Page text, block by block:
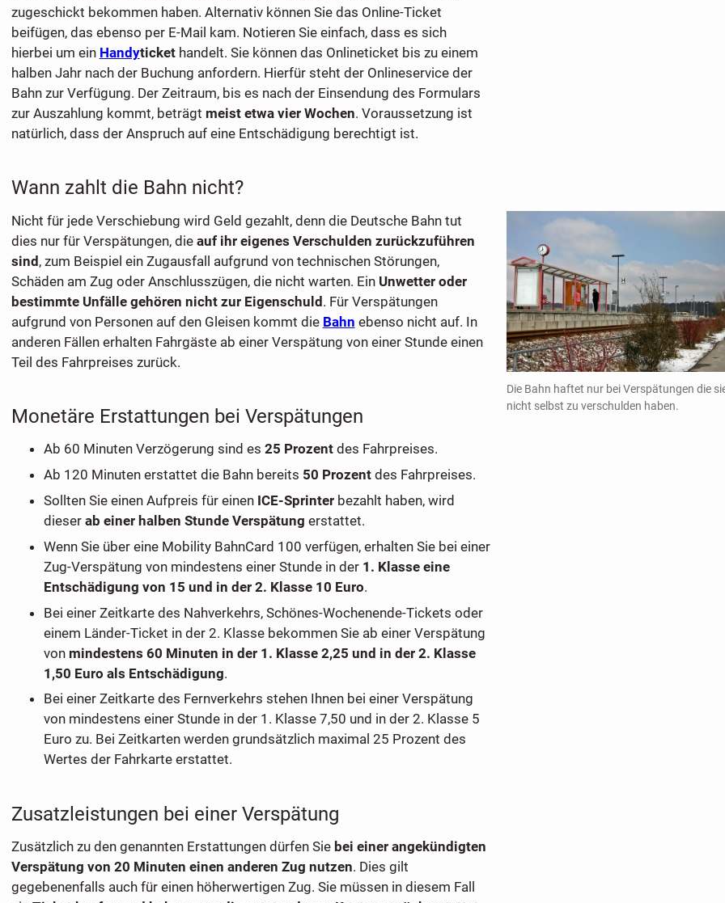
zugeschickt bekommen haben. Alternativ können Sie das Online-Ticket
beifügen, das ebenso per E-Mail kam. Notieren Sie einfach, dass es sich
hierbei um ein Handyticket handelt. Sie können das Onlineticket bis zu einem
halben Jahr nach der Buchung anfordern. Hierfür steht der Onlineservice der
Bahn zur Verfügung. Der Zeitraum, bis es nach der Einsendung des Formulars
zur Auszahlung kommt, beträgt meist etwa vier Wochen. Voraussetzung ist
natürlich, dass der Anspruch auf eine Entschädigung berechtigt ist.
Wann zahlt die Bahn nicht?
Die Bahn haftet nur bei Verspätungen die
nicht selbst zu verschulden haben.
Nicht für jede Verschiebung wird Geld gezahlt, denn die Deutsche Bahn tut
dies nur für Verspätungen, die auf ihr eigenes Verschulden zurückzuführen
sind, zum Beispiel ein Zugausfall aufgrund von technischen Störungen,
Schäden am Zug oder Anschlusszügen, die nicht warten. Ein Unwetter oder
bestimmte Unfälle gehören nicht zur Eigenschuld. Für Verspätungen
aufgrund von Personen auf den Gleisen kommt die Bahn ebenso nicht auf. In
anderen Fällen erhalten Fahrgäste ab einer Verspätung von einer Stunde einen
Teil des Fahrpreises zurück.
Monetäre Erstattungen bei Verspätungen
Ab 60 Minuten Verzögerung sind es 25 Prozentdes Fahrpreises.
Ab 120 Minuten erstattet die Bahn bereits 50 Prozentdes Fahrpreises.
Sollten Sie einen Aufpreis für einen ICE-Sprinterbezahlt haben, wird
dieser ab einer halben Stunde Verspätung erstattet.
Wenn Sie über eine Mobility BahnCard 100 verfügen, erhalten Sie bei einer
Zug-Verspätung von mindestens einer Stunde in der 1. Klasse eine
Entschädigung von 15 und in der 2. Klasse 10 Euro.
Bei einer Zeitkarte des Nahverkehrs, Schönes-Wochenende-Tickets oder
einem Länder-Ticket in der 2. Klasse bekommen Sie ab einer Verspätung
von mindestens 60 Minuten in der 1. Klasse 2,25 und in der 2. Klasse
1,50 Euro als Entschädigung.
Bei einer Zeitkarte des Fernverkehrs stehen Ihnen bei einer Verspätung
von mindestens einer Stunde in der 1. Klasse 7,50 und in der 2. Klasse 5
Euro zu. Bei Zeitkarten werden grundsätzlich maximal 25 Prozent des
Wertes der Fahrkarte erstattet.
Zusatzleistungen bei einer Verspätung
Zusätzlich zu den genannten Erstattungen dürfen Sie bei einer angekündigten
Verspätung von 20 Minuten einen anderen Zug nutzen. Dies gilt
gegebenenfalls auch für einen höherwertigen Zug. Sie müssen in diesem Fall